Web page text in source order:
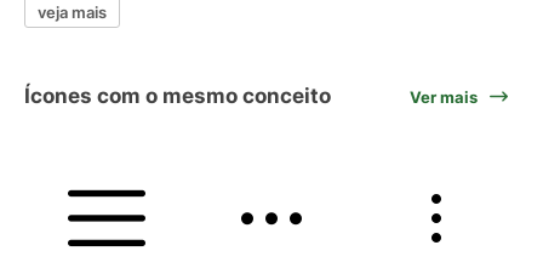
veja mais
Ícones com o mesmo conceito Ver mais